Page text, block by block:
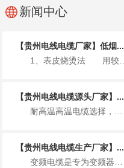
新闻中心
【贵州电线电缆厂家】低烟...
1、表皮烧烫法 用较高的温度烫电缆的...
【贵州电线电缆源头厂家】...
【贵州电线电缆生产厂家】...